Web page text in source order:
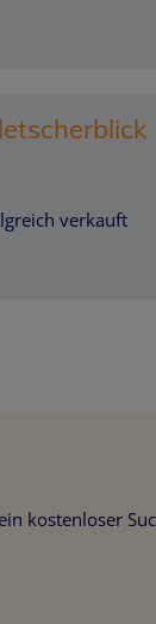
verkauft
kostenloser